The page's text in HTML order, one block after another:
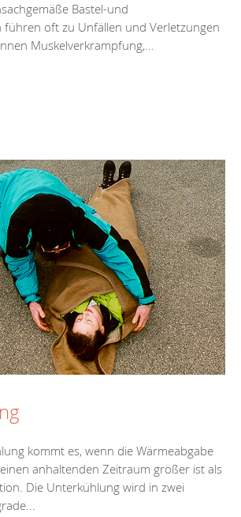
Bastel-und
führen oft zu Unfällen und Verletzungen
Muskelverkrampfung,...
kommt es, wenn die Wärmeabgabe
anhaltenden Zeitraum größer ist als
Die Unterkühlung wird in zwei